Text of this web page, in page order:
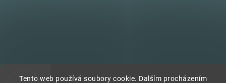
Tento web používá soubory cookie. Dalším procházením